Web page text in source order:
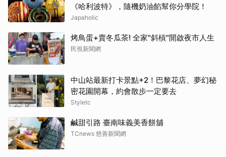
《哈利波特》，隨機奶油餡幫你分學院！
Japaholic
烤鳥蛋+賣冬瓜茶! 全家"斜槓"開啟夜市人生
民視新聞網
中山站最新打卡景點+2！巴黎花店、夢幻秘
密花園開幕，約會散步一定要去
Styletc
鹹甜引路 臺南味義美香餅舖
TCnews 慈善新聞網